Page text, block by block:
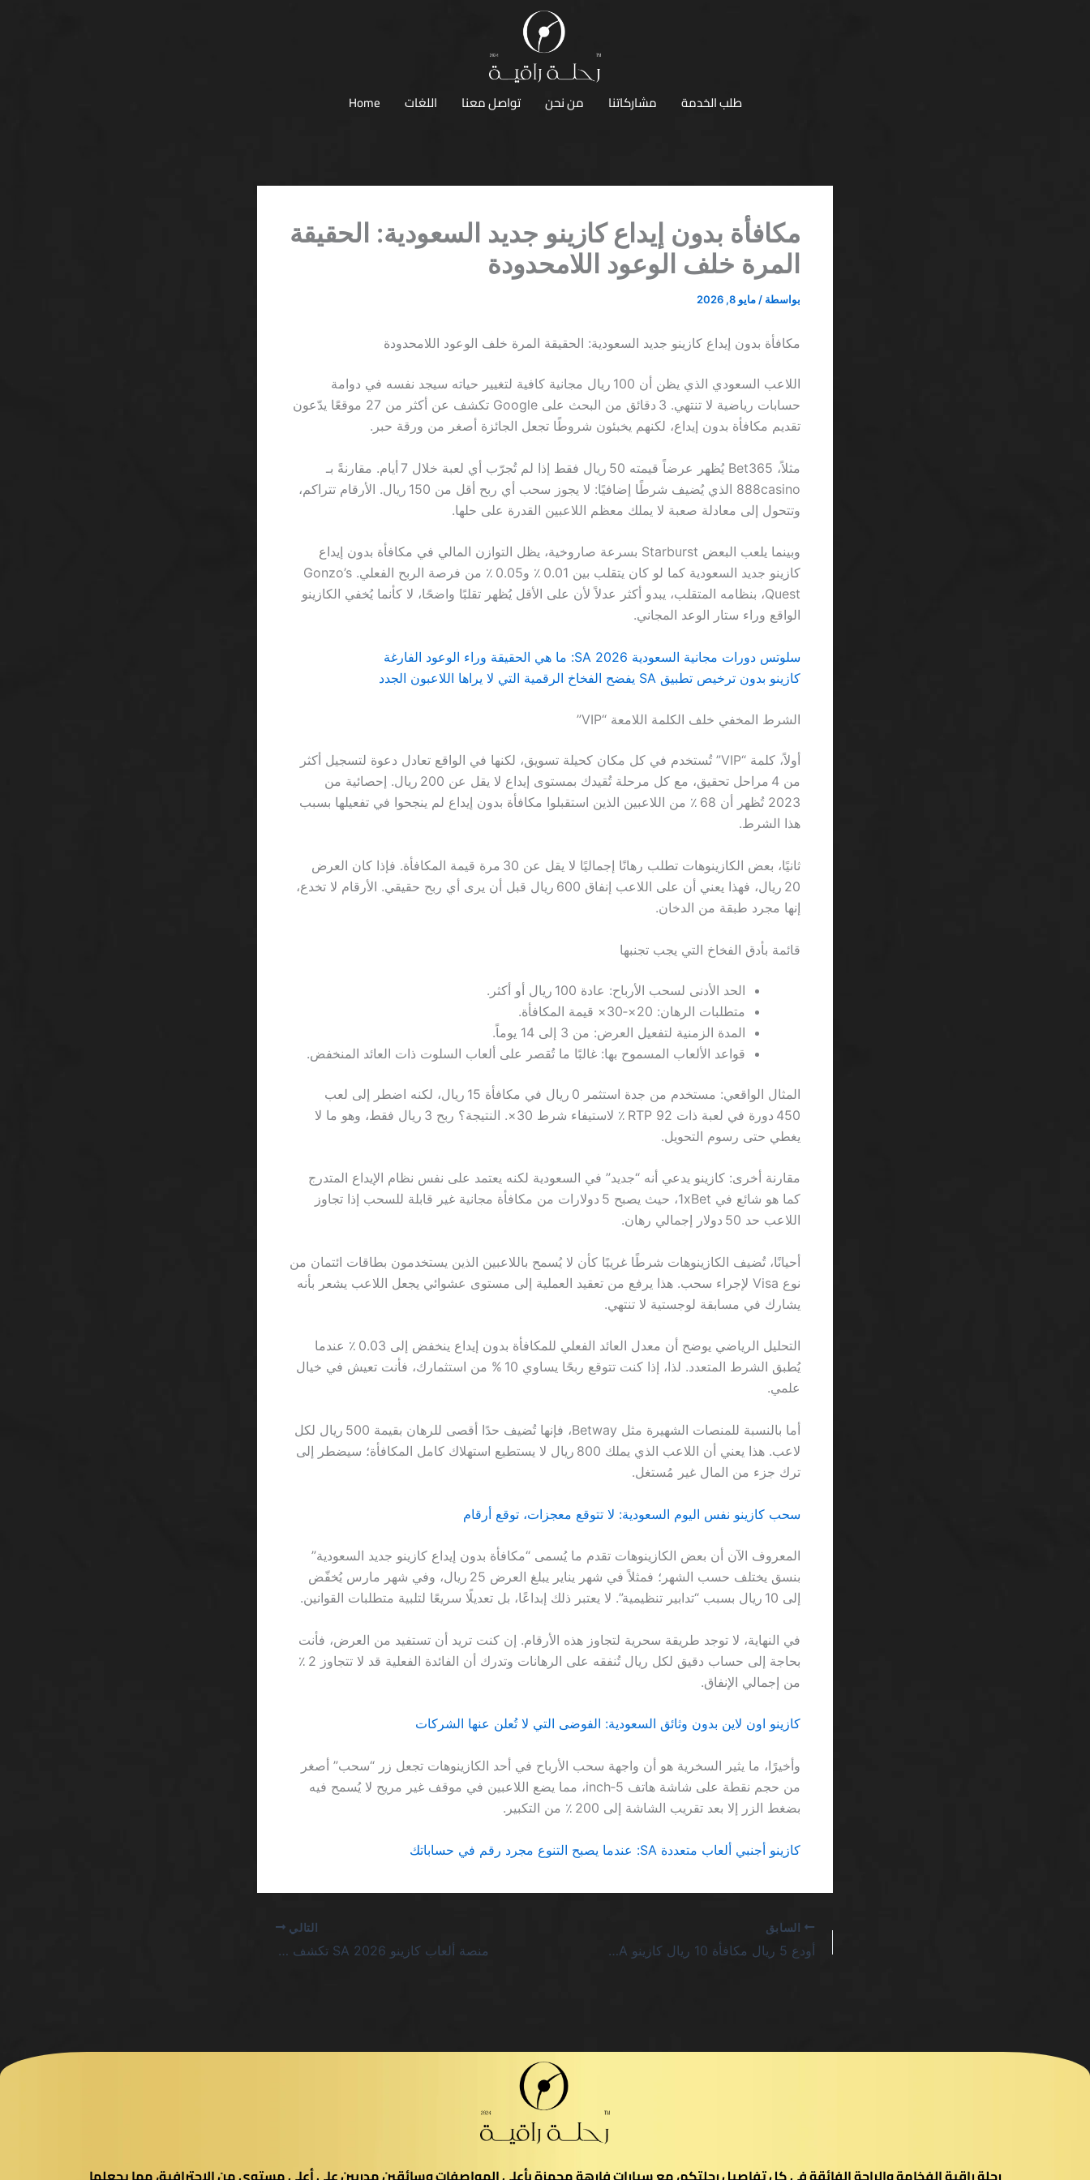
طلب الخدمة مشاركاتنا من نحن تواصل معنا اللغات Home
مكافأة بدون إيداع كازينو جديد السعودية: الحقيقة
المرة خلف الوعود اللامحدودة
بواسطة / مايو 8, 2026
مكافأة بدون إيداع كازينو جديد السعودية: الحقيقة المرة خلف الوعود اللامحدودة
اللاعب السعودي الذي يظن أن 100 ريال مجانية كافية لتغيير حياته سيجد نفسه في دوامة
حسابات رياضية لا تنتهي. 3 دقائق من البحث على Google تكشف عن أكثر من 27 موقعًا يدّعون
تقديم مكافأة بدون إيداع، لكنهم يخبئون شروطًا تجعل الجائزة أصغر من ورقة حبر.
مثلاً، Bet365 يُظهر عرضاً قيمته 50 ريال فقط إذا لم تُجرّب أي لعبة خلال 7 أيام. مقارنةً بـ
888casino الذي يُضيف شرطًا إضافيًا: لا يجوز سحب أي ربح أقل من 150 ريال. الأرقام تتراكم،
وتتحول إلى معادلة صعبة لا يملك معظم اللاعبين القدرة على حلها.
وبينما يلعب البعض Starburst بسرعة صاروخية، يظل التوازن المالي في مكافأة بدون إيداع
كازينو جديد السعودية كما لو كان يتقلب بين 0.01 ٪ و0.05 ٪ من فرصة الربح الفعلي. Gonzo’s
Quest، بنظامه المتقلب، يبدو أكثر عدلاً لأن على الأقل يُظهر تقلبًا واضحًا، لا كأنما يُخفي الكازينو
الواقع وراء ستار الوعد المجاني.
سلوتس دورات مجانية السعودية 2026 SA: ما هي الحقيقة وراء الوعود الفارغة
كازينو بدون ترخيص تطبيق SA يفضح الفخاخ الرقمية التي لا يراها اللاعبون الجدد
الشرط المخفي خلف الكلمة اللامعة “VIP”
أولاً، كلمة “VIP” تُستخدم في كل مكان كحيلة تسويق، لكنها في الواقع تعادل دعوة لتسجيل أكثر
من 4 مراحل تحقيق، مع كل مرحلة تُقيدك بمستوى إيداع لا يقل عن 200 ريال. إحصائية من
2023 تُظهر أن 68 ٪ من اللاعبين الذين استقبلوا مكافأة بدون إيداع لم ينجحوا في تفعيلها بسبب
هذا الشرط.
ثانيًا، بعض الكازينوهات تطلب رهانًا إجماليًا لا يقل عن 30 مرة قيمة المكافأة. فإذا كان العرض
20 ريال، فهذا يعني أن على اللاعب إنفاق 600 ريال قبل أن يرى أي ربح حقيقي. الأرقام لا تخدع،
إنها مجرد طبقة من الدخان.
قائمة بأدق الفخاخ التي يجب تجنبها
الحد الأدنى لسحب الأرباح: عادة 100 ريال أو أكثر.
متطلبات الرهان: 20×‑30× قيمة المكافأة.
المدة الزمنية لتفعيل العرض: من 3 إلى 14 يوماً.
قواعد الألعاب المسموح بها: غالبًا ما تُقصر على ألعاب السلوت ذات العائد المنخفض.
المثال الواقعي: مستخدم من جدة استثمر 0 ريال في مكافأة 15 ريال، لكنه اضطر إلى لعب
450 دورة في لعبة ذات RTP 92 ٪ لاستيفاء شرط 30×. النتيجة؟ ربح 3 ريال فقط، وهو ما لا
يغطي حتى رسوم التحويل.
مقارنة أخرى: كازينو يدعي أنه “جديد” في السعودية لكنه يعتمد على نفس نظام الإيداع المتدرج
كما هو شائع في 1xBet، حيث يصبح 5 دولارات من مكافأة مجانية غير قابلة للسحب إذا تجاوز
اللاعب حد 50 دولار إجمالي رهان.
أحيانًا، تُضيف الكازينوهات شرطًا غريبًا كأن لا يُسمح باللاعبين الذين يستخدمون بطاقات ائتمان من
نوع Visa لإجراء سحب. هذا يرفع من تعقيد العملية إلى مستوى عشوائي يجعل اللاعب يشعر بأنه
يشارك في مسابقة لوجستية لا تنتهي.
التحليل الرياضي يوضح أن معدل العائد الفعلي للمكافأة بدون إيداع ينخفض إلى 0.03 ٪ عندما
يُطبق الشرط المتعدد. لذا، إذا كنت تتوقع ربحًا يساوي 10 % من استثمارك، فأنت تعيش في خيال
علمي.
أما بالنسبة للمنصات الشهيرة مثل Betway، فإنها تُضيف حدًا أقصى للرهان بقيمة 500 ريال لكل
لاعب. هذا يعني أن اللاعب الذي يملك 800 ريال لا يستطيع استهلاك كامل المكافأة؛ سيضطر إلى
ترك جزء من المال غير مُستغل.
سحب كازينو نفس اليوم السعودية: لا تتوقع معجزات، توقع أرقام
المعروف الآن أن بعض الكازينوهات تقدم ما يُسمى “مكافأة بدون إيداع كازينو جديد السعودية”
بنسق يختلف حسب الشهر؛ فمثلاً في شهر يناير يبلغ العرض 25 ريال، وفي شهر مارس يُخفّض
إلى 10 ريال بسبب “تدابير تنظيمية”. لا يعتبر ذلك إبداعًا، بل تعديلًا سريعًا لتلبية متطلبات القوانين.
في النهاية، لا توجد طريقة سحرية لتجاوز هذه الأرقام. إن كنت تريد أن تستفيد من العرض، فأنت
بحاجة إلى حساب دقيق لكل ريال تُنفقه على الرهانات وتدرك أن الفائدة الفعلية قد لا تتجاوز 2 ٪
من إجمالي الإنفاق.
كازينو اون لاين بدون وثائق السعودية: الفوضى التي لا تُعلن عنها الشركات
وأخيرًا، ما يثير السخرية هو أن واجهة سحب الأرباح في أحد الكازينوهات تجعل زر “سحب” أصغر
من حجم نقطة على شاشة هاتف 5‑inch، مما يضع اللاعبين في موقف غير مريح لا يُسمح فيه
بضغط الزر إلا بعد تقريب الشاشة إلى 200 ٪ من التكبير.
كازينو أجنبي ألعاب متعددة SA: عندما يصبح التنوع مجرد رقم في حساباتك
السابق
أودع 5 ريال مكافأة 10 ريال كازينو SA: صدمة العروض السطحية التي لا تستحق الحلم
التالي
منصة ألعاب كازينو 2026 SA تكشف عن الفوضى خلف الإعلانات اللامتناهية